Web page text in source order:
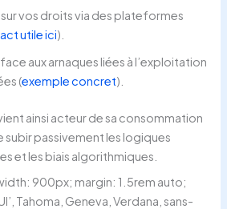
vos droits via des plateformes
utile ici).
aux arnaques liées à l’exploitation
(exemple concret).
ainsi acteur de sa consommation
subir passivement les logiques
et les biais algorithmiques.
900px; margin: 1.5rem auto;
Tahoma, Geneva, Verdana, sans-